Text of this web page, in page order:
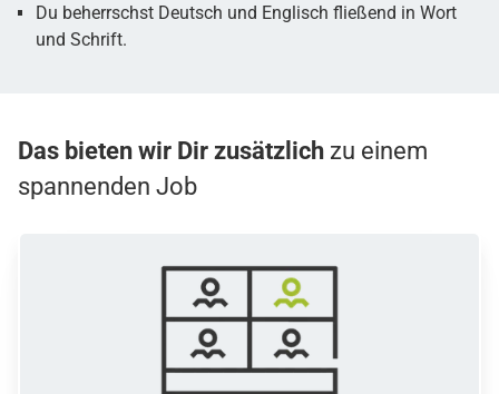
Du beherrschst Deutsch und Englisch fließend in Wort
und Schrift.
Das bieten wir Dir zusätzlich zu einem
spannenden Job